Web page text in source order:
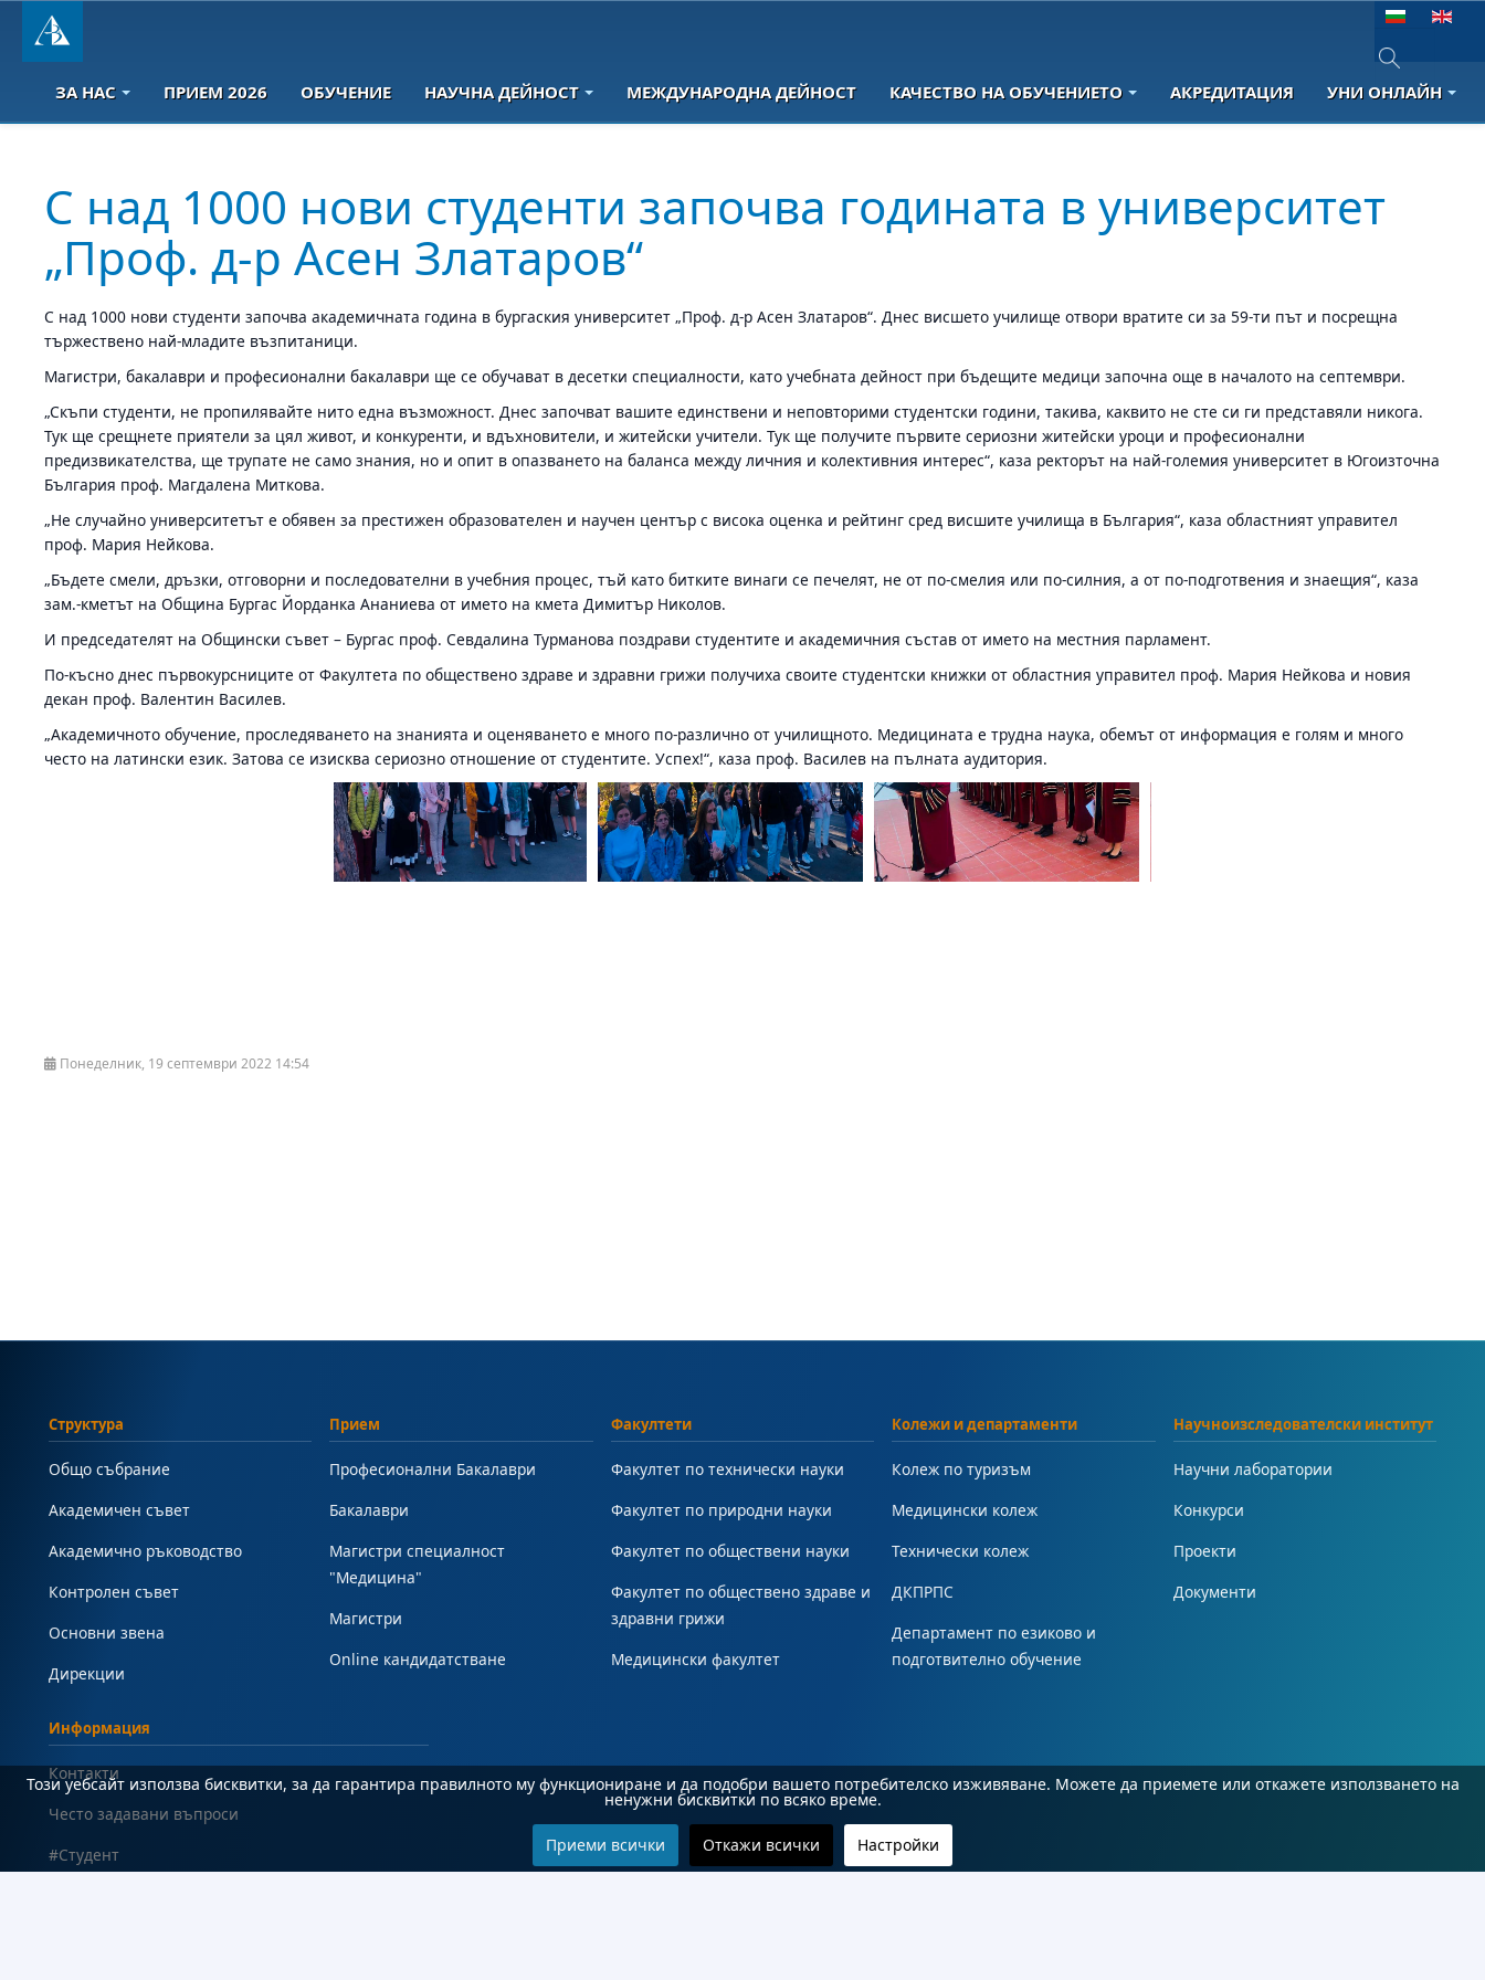
Изберете език
Type 2 or
ЗА НАС ПРИЕМ 2026 ОБУЧЕНИЕ НАУЧНА ДЕЙНОСТ МЕЖДУНАРОДНА ДЕЙНОСТ КАЧЕСТВО НА ОБУЧЕНИЕТО АКРЕДИТАЦИЯ УНИ ОНЛАЙН
С над 1000 нови студенти започва годината в университет
„Проф. д-р Асен Златаров“
С над 1000 нови студенти започва академичната година в бургаския университет „Проф. д-р Асен Златаров“. Днес висшето училище отвори вратите си за 59-ти път и посрещна
тържествено най-младите възпитаници.
Магистри, бакалаври и професионални бакалаври ще се обучават в десетки специалности, като учебната дейност при бъдещите медици започна още в началото на септември.
„Скъпи студенти, не пропилявайте нито една възможност. Днес започват вашите единствени и неповторими студентски години, такива, каквито не сте си ги представяли никога.
Тук ще срещнете приятели за цял живот, и конкуренти, и вдъхновители, и житейски учители. Тук ще получите първите сериозни житейски уроци и професионални
предизвикателства, ще трупате не само знания, но и опит в опазването на баланса между личния и колективния интерес“, каза ректорът на най-големия университет в Югоизточна
България проф. Магдалена Миткова.
„Не случайно университетът е обявен за престижен образователен и научен център с висока оценка и рейтинг сред висшите училища в България“, каза областният управител
проф. Мария Нейкова.
„Бъдете смели, дръзки, отговорни и последователни в учебния процес, тъй като битките винаги се печелят, не от по-смелия или по-силния, а от по-подготвения и знаещия“, каза
зам.-кметът на Община Бургас Йорданка Ананиева от името на кмета Димитър Николов.
И председателят на Общински съвет – Бургас проф. Севдалина Турманова поздрави студентите и академичния състав от името на местния парламент.
По-късно днес първокурсниците от Факултета по обществено здраве и здравни грижи получиха своите студентски книжки от областния управител проф. Мария Нейкова и новия
декан проф. Валентин Василев.
„Академичното обучение, проследяването на знанията и оценяването е много по-различно от училищното. Медицината е трудна наука, обемът от информация е голям и много
често на латински език. Затова се изисква сериозно отношение от студентите. Успех!“, каза проф. Василев на пълната аудитория.
Понеделник, 19 септември 2022 14:54
Структура
Общо събрание
Академичен съвет
Академично ръководство
Контролен съвет
Основни звена
Дирекции
Прием
Професионални Бакалаври
Бакалаври
Магистри специалност
"Медицина"
Магистри
Online кандидатстване
Факултети
Факултет по технически науки
Факултет по природни науки
Факултет по обществени науки
Факултет по обществено здраве и
здравни грижи
Медицински факултет
Колежи и департаменти
Колеж по туризъм
Медицински колеж
Технически колеж
ДКПРПС
Департамент по езиково и
подготвително обучение
Научноизследователски институт
Научни лаборатории
Конкурси
Проекти
Документи
Информация
Контакти
Често задавани въпроси
#Студент
Този уебсайт използва бисквитки, за да гарантира правилното му функциониране и да подобри вашето потребителско изживяване. Можете да приемете или откажете използването на
ненужни бисквитки по всяко време.
Приеми всички Откажи всички Настройки